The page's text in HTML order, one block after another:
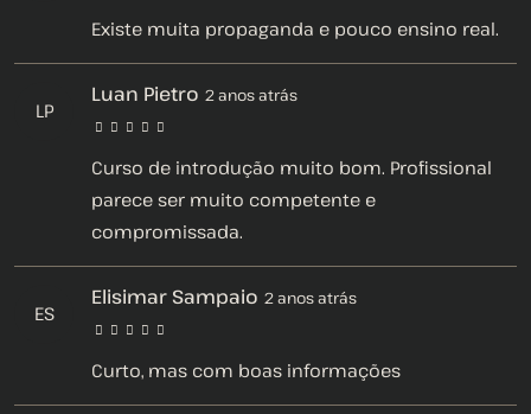
Existe muita propaganda e pouco ensino real.
LP
Luan Pietro 2 anos atrás
Curso de introdução muito bom. Profissional
parece ser muito competente e
compromissada.
ES
Elisimar Sampaio 2 anos atrás
Curto, mas com boas informações